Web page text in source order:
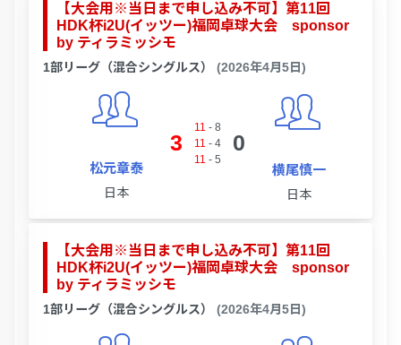
【大会用※当日まで申し込み不可】第11回
HDK杯i2U(イッツー)福岡卓球大会 sponsor
by ティラミッシモ
1部リーグ（混合シングルス） (2026年4月5日)
松元章泰
日本
3
11 - 8
11 - 4
11 - 5
0
横尾慎一
日本
【大会用※当日まで申し込み不可】第11回
HDK杯i2U(イッツー)福岡卓球大会 sponsor
by ティラミッシモ
1部リーグ（混合シングルス） (2026年4月5日)